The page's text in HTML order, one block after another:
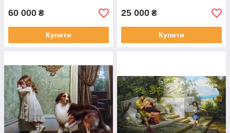
60 000 ₴
Купити
25 000 ₴
Купити